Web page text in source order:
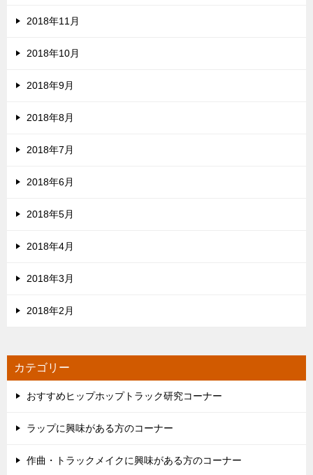
2018年11月
2018年10月
2018年9月
2018年8月
2018年7月
2018年6月
2018年5月
2018年4月
2018年3月
2018年2月
カテゴリー
おすすめヒップホップトラック研究コーナー
ラップに興味がある方のコーナー
作曲・トラックメイクに興味がある方のコーナー